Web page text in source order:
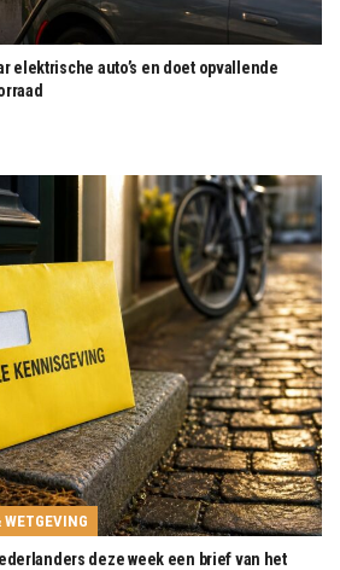
elektrische auto’s en doet opvallende
WETGEVING
deze week een brief van het